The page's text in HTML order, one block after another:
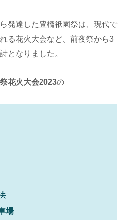
発達した豊橋祇園祭は、現代で
る花火大会など、前夜祭から3
となりました。
花火大会2023の
場